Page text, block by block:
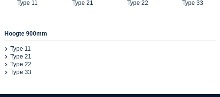
Type 11 Type 21 Type 22 Type 33
Hoogte 900mm
Type 11
Type 21
Type 22
Type 33